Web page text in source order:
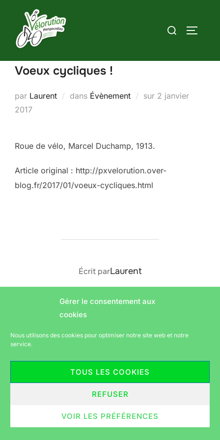
Gérer le consentement aux
cookies
Nous utilisons des cookies pour optimiser notre site web et notre
service.
TOUS LES COOKIES
REFUSER
VOIR LES PRÉFÉRENCES
contenu
Rechercher :
Voeux cycliques !
par Laurent dans Évènement sur Publié
2 janvier
2017
Roue de vélo, Marcel Duchamp, 1913.
Article original : http://pxvelorution.over-
blog.fr/2017/01/voeux-cycliques.html
AUTEUR DE LA PUBLICATION
Écrit parLaurent
Politique de confidentialité
Inspiro ThemeparWPZOOM